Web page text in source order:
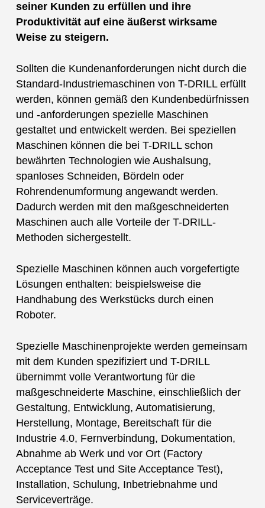
seiner Kunden zu erfüllen und ihre
Produktivität auf eine äußerst wirksame
Weise zu steigern.
Sollten die Kundenanforderungen nicht durch die
Standard-Industriemaschinen von T-DRILL erfüllt
werden, können gemäß den Kundenbedürfnissen
und -anforderungen spezielle Maschinen
gestaltet und entwickelt werden. Bei speziellen
Maschinen können die bei T-DRILL schon
bewährten Technologien wie Aushalsung,
spanloses Schneiden, Bördeln oder
Rohrendenumformung angewandt werden.
Dadurch werden mit den maßgeschneiderten
Maschinen auch alle Vorteile der T-DRILL-
Methoden sichergestellt.
Spezielle Maschinen können auch vorgefertigte
Lösungen enthalten: beispielsweise die
Handhabung des Werkstücks durch einen
Roboter.
Spezielle Maschinenprojekte werden gemeinsam
mit dem Kunden spezifiziert und T-DRILL
übernimmt volle Verantwortung für die
maßgeschneiderte Maschine, einschließlich der
Gestaltung, Entwicklung, Automatisierung,
Herstellung, Montage, Bereitschaft für die
Industrie 4.0, Fernverbindung, Dokumentation,
Abnahme ab Werk und vor Ort (Factory
Acceptance Test und Site Acceptance Test),
Installation, Schulung, Inbetriebnahme und
Serviceverträge.